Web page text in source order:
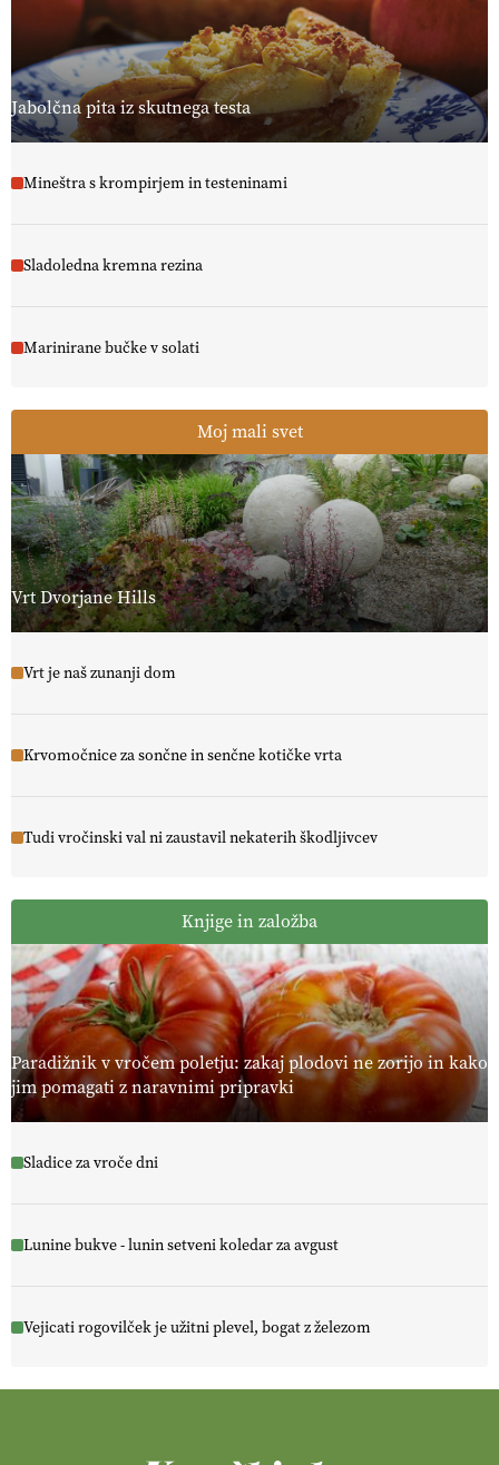
, okolje
in kakovostna jajca . VEČ
https://t.co/PX49GVsP1M
@EUAgri #IMCAP #CAP https://t.co/a1xatzEeid
13.07.2026
Jabolčna pita iz skutnega testa
Mineštra s krompirjem in testeninami
Sladoledna kremna rezina
Marinirane bučke v solati
Moj mali svet
Vrt Dvorjane Hills
Vrt je naš zunanji dom
Krvomočnice za sončne in senčne kotičke vrta
Tudi vročinski val ni zaustavil nekaterih škodljivcev
Knjige in založba
Paradižnik v vročem poletju: zakaj plodovi ne zorijo in kako
jim pomagati z naravnimi pripravki
Sladice za vroče dni
Lunine bukve - lunin setveni koledar za avgust
Vejicati rogovilček je užitni plevel, bogat z železom